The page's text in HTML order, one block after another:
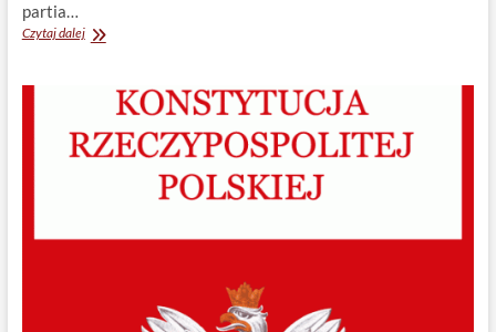
partia…
Czytaj dalejGeopolityczna
historiozoficzne
szaleństwo